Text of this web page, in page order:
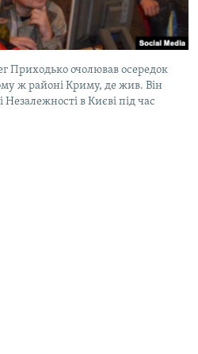
Приходько очолював осередок
ж районі Криму, де жив. Він
в Києві під час